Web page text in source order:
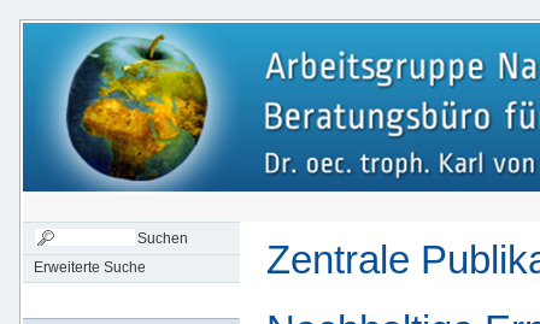
Zentrale
Erweiterte Suche